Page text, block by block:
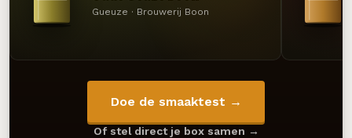
Gueuze · Brouwerij Boon
Doe de smaaktest →
Of stel direct je box samen →